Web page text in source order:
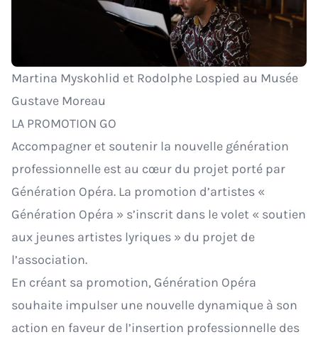
Martina Myskohlid et Rodolphe Lospied au Musée
Gustave Moreau
LA PROMOTION GO
Accompagner et soutenir la nouvelle génération
professionnelle est au cœur du projet porté par
Génération Opéra. La promotion d’artistes «
Génération Opéra » s’inscrit dans le volet « soutien
aux jeunes artistes lyriques » du projet de
l’association.
En créant sa promotion, Génération Opéra
souhaite impulser une nouvelle dynamique à son
action en faveur de l’insertion professionnelle des